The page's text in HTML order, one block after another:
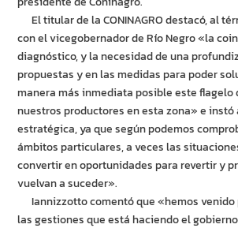
El titular de la CONINAGRO destacó, al
con el vicegobernador de Río Negro «la
diagnóstico, y la necesidad de una
propuestas y en las medidas para poder
manera más inmediata posible este flagelo
nuestros productores en esta zona» e
estratégica, ya que según podemos
ámbitos particulares, a veces las
convertir en oportunidades para revertir y
vuelvan a suceder».
Iannizzotto comentó que «hemos venido
las gestiones que está haciendo el